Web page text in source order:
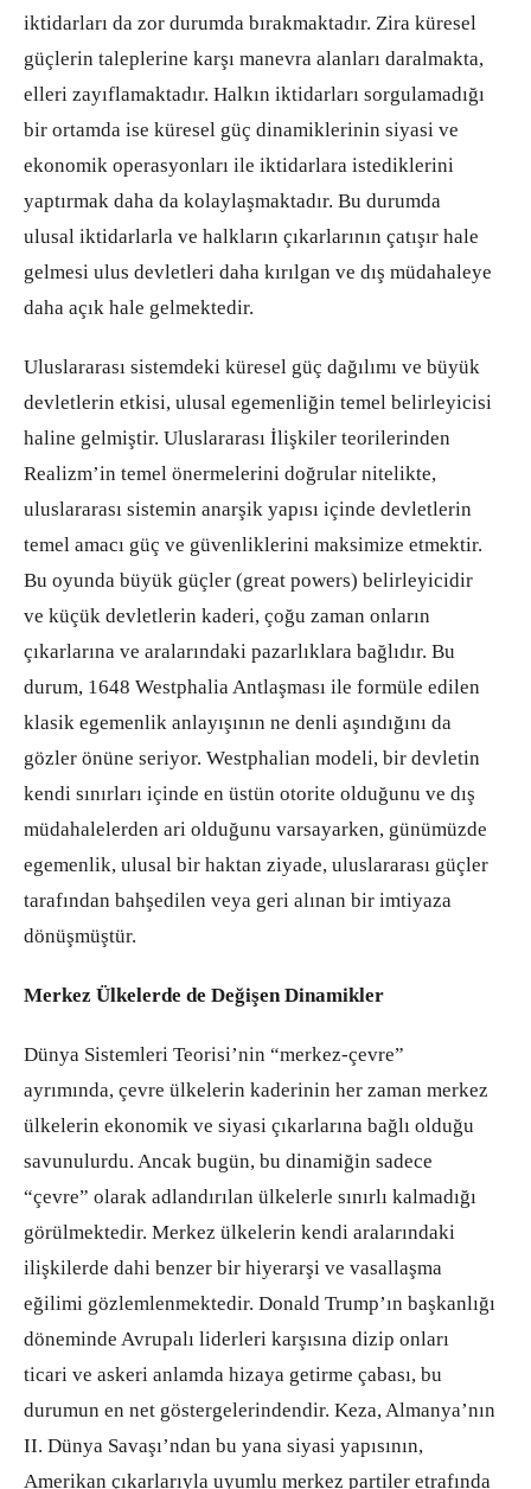
iktidarları da zor durumda bırakmaktadır. Zira küresel
güçlerin taleplerine karşı manevra alanları daralmakta,
elleri zayıflamaktadır. Halkın iktidarları sorgulamadığı
bir ortamda ise küresel güç dinamiklerinin siyasi ve
ekonomik operasyonları ile iktidarlara istediklerini
yaptırmak daha da kolaylaşmaktadır. Bu durumda
ulusal iktidarlarla ve halkların çıkarlarının çatışır hale
gelmesi ulus devletleri daha kırılgan ve dış müdahaleye
daha açık hale gelmektedir.
Uluslararası sistemdeki küresel güç dağılımı ve büyük
devletlerin etkisi, ulusal egemenliğin temel belirleyicisi
haline gelmiştir. Uluslararası İlişkiler teorilerinden
Realizm’in temel önermelerini doğrular nitelikte,
uluslararası sistemin anarşik yapısı içinde devletlerin
temel amacı güç ve güvenliklerini maksimize etmektir.
Bu oyunda büyük güçler (great powers) belirleyicidir
ve küçük devletlerin kaderi, çoğu zaman onların
çıkarlarına ve aralarındaki pazarlıklara bağlıdır. Bu
durum, 1648 Westphalia Antlaşması ile formüle edilen
klasik egemenlik anlayışının ne denli aşındığını da
gözler önüne seriyor. Westphalian modeli, bir devletin
kendi sınırları içinde en üstün otorite olduğunu ve dış
müdahalelerden ari olduğunu varsayarken, günümüzde
egemenlik, ulusal bir haktan ziyade, uluslararası güçler
tarafından bahşedilen veya geri alınan bir imtiyaza
dönüşmüştür.
Merkez Ülkelerde de Değişen Dinamikler
Dünya Sistemleri Teorisi’nin “merkez-çevre”
ayrımında, çevre ülkelerin kaderinin her zaman merkez
ülkelerin ekonomik ve siyasi çıkarlarına bağlı olduğu
savunulurdu. Ancak bugün, bu dinamiğin sadece
“çevre” olarak adlandırılan ülkelerle sınırlı kalmadığı
görülmektedir. Merkez ülkelerin kendi aralarındaki
ilişkilerde dahi benzer bir hiyerarşi ve vasallaşma
eğilimi gözlemlenmektedir. Donald Trump’ın başkanlığı
döneminde Avrupalı liderleri karşısına dizip onları
ticari ve askeri anlamda hizaya getirme çabası, bu
durumun en net göstergelerindendir. Keza, Almanya’nın
II. Dünya Savaşı’ndan bu yana siyasi yapısının,
Amerikan çıkarlarıyla uyumlu merkez partiler etrafında